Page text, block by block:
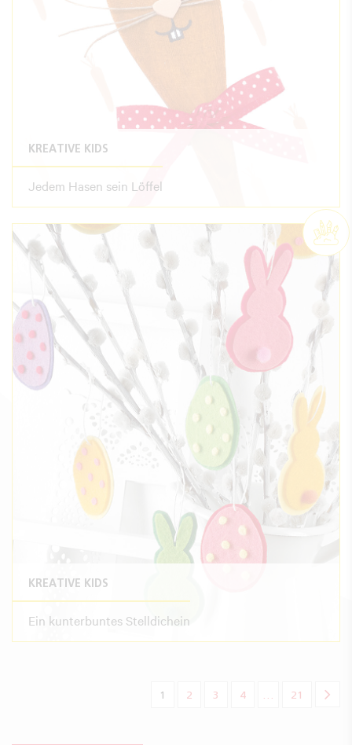
KREATIVE KIDS
Jedem Hasen sein Löffel
KREATIVE KIDS
Ein kunterbuntes Stelldichein
1 (aktuelle)
2 3 4 21